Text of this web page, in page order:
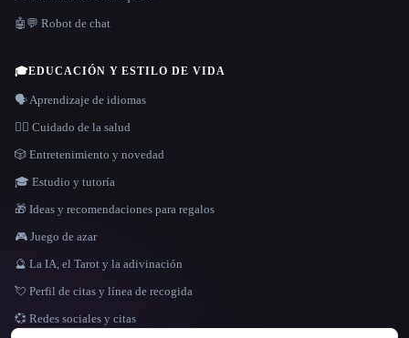
IDIOMA
🤖💬 Robot de chat
🎓EDUCACIÓN Y ESTILO DE VIDA
🗣️ Aprendizaje de idiomas
👩‍⚕️ Cuidado de la salud
🎲 Entretenimiento y novedad
🎓 Estudio y tutoría
🎁 Ideas y recomendaciones para regalos
🎮 Juego de azar
🔮 La IA, el Tarot y la adivinación
💘 Perfil de citas y línea de recogida
💞 Redes sociales y citas